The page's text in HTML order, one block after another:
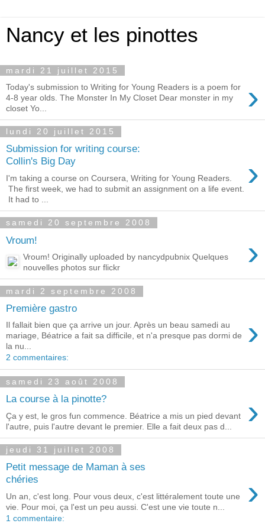
Nancy et les pinottes
mardi 21 juillet 2015
›
Today's submission to Writing for Young Readers is a poem for
4-8 year olds. The Monster In My Closet Dear monster in my
closet Yo...
lundi 20 juillet 2015
Submission for writing course:
Collin's Big Day
›
I'm taking a course on Coursera, Writing for Young Readers.
The first week, we had to submit an assignment on a life event.
It had to ...
samedi 20 septembre 2008
Vroum! ›
Vroum! Originally uploaded by nancydpubnix Quelques
nouvelles photos sur flickr
mardi 2 septembre 2008
Première gastro
›
Il fallait bien que ça arrive un jour. Après un beau samedi au
mariage, Béatrice a fait sa difficile, et n'a presque pas dormi de
la nu...
2 commentaires:
samedi 23 août 2008
La course à la pinotte? ›
Ça y est, le gros fun commence. Béatrice a mis un pied devant
l'autre, puis l'autre devant le premier. Elle a fait deux pas d...
jeudi 31 juillet 2008
Petit message de Maman à ses
chéries
›
Un an, c'est long. Pour vous deux, c'est littéralement toute une
vie. Pour moi, ça l'est un peu aussi. C'est une vie toute n...
1 commentaire: